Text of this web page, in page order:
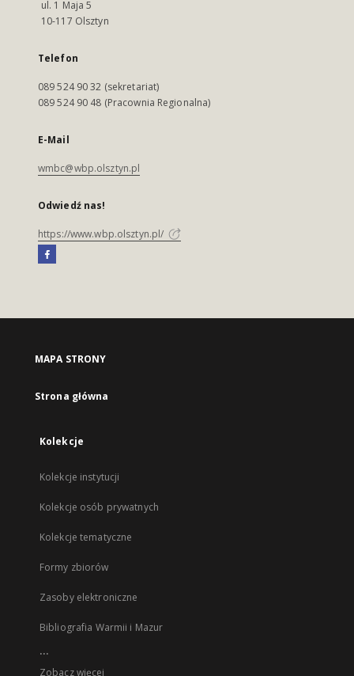
ul. 1 Maja 5
10-117 Olsztyn
Telefon
089 524 90 32 (sekretariat)
089 524 90 48 (Pracownia Regionalna)
E-Mail
wmbc@wbp.olsztyn.pl
Odwiedź nas!
https://www.wbp.olsztyn.pl/
MAPA STRONY
Strona główna
Kolekcje
Kolekcje instytucji
Kolekcje osób prywatnych
Kolekcje tematyczne
Formy zbiorów
Zasoby elektroniczne
Bibliografia Warmii i Mazur
...
Zobacz więcej